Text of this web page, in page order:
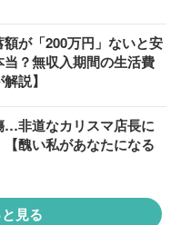
が「200万円」ないと安
？無収入期間の生活費
説】
…非道なカリスマ店長に
醜い私があなたになる
見る